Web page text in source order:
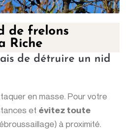
de frelons
Riche
de détruire un nid
en masse. Pour votre
et évitez toute
à proximité.